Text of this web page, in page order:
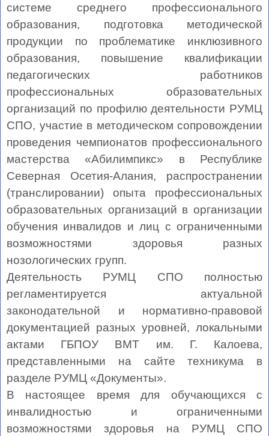
системе среднего профессионального
образования, подготовка методической
продукции по проблематике инклюзивного
образования, повышение квалификации
педагогических работников
профессиональных образовательных
организаций по профилю деятельности РУМЦ
СПО, участие в методическом сопровождении
проведения чемпионатов профессионального
мастерства «Абилимпикс» в Республике
Северная Осетия-Алания, распространении
(транслировании) опыта профессиональных
образовательных организаций в организации
обучения инвалидов и лиц с ограниченными
возможностями здоровья разных
нозологических групп.
Деятельность РУМЦ СПО полностью
регламентируется актуальной
законодательной и нормативно-правовой
документацией разных уровней, локальными
актами ГБПОУ ВМТ им. Г. Калоева,
представленными на сайте техникума в
разделе РУМЦ «Документы».
В настоящее время для обучающихся с
инвалидностью и ограниченными
возможностями здоровья на РУМЦ СПО